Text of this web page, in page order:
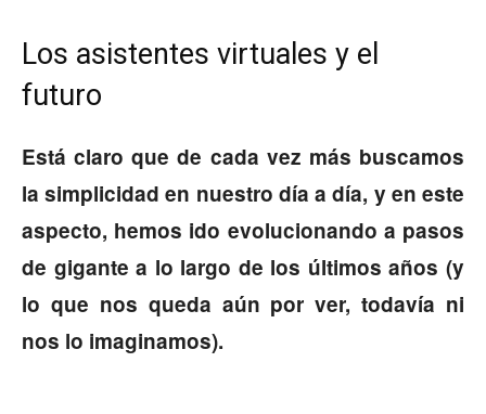
Los asistentes virtuales y el
futuro
Está claro que de cada vez más buscamos
la simplicidad en nuestro día a día, y en este
aspecto, hemos ido evolucionando a pasos
de gigante a lo largo de los últimos años (y
lo que nos queda aún por ver, todavía ni
nos lo imaginamos).